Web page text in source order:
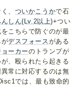
、 ついかこうかで石
んしん(Lv.2以上)+つい
こちらで防ぐのが最
がデスフォースがある
ョーカーのトランプが
、殴られたら起きる
常に対応するのは無
では、最も致命的